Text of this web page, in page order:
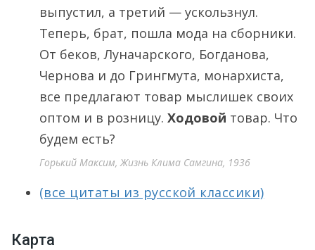
выпустил, а третий — ускользнул.
Теперь, брат, пошла мода на сборники.
От беков, Луначарского, Богданова,
Чернова и до Грингмута, монархиста,
все предлагают товар мыслишек своих
оптом и в розницу. Ходовой товар. Что
будем есть?
Горький Максим, Жизнь Клима Самгина, 1936
(все цитаты из русской классики)
Карта